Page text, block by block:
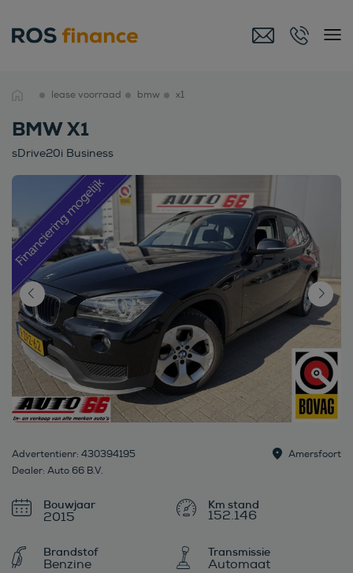
lease voorraad bmw x1
BMW X1
sDrive20i Business
Advertentienr: 430394195
Dealer: Auto 66 B.V.
Amersfoort
Bouwjaar
2015 152.146
Brandstof
Benzine
Transmissie
Automaat